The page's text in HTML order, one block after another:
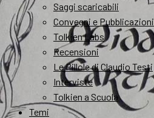
Saggi scaricabili
Convegni e Pubblicazioni
Tolkien Labs
Recensioni
Le Pillole di Claudio Testi
Interviste
Tolkien a Scuola
Temi